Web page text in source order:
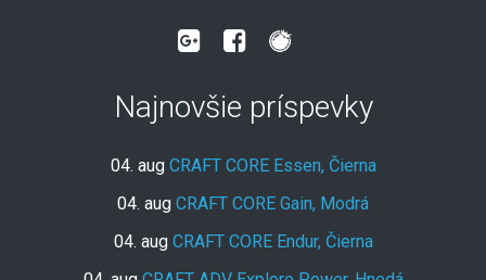
Najnovšie príspevky
04. aug CRAFT CORE Essen, Čierna
04. aug CRAFT CORE Gain, Modrá
04. aug CRAFT CORE Endur, Čierna